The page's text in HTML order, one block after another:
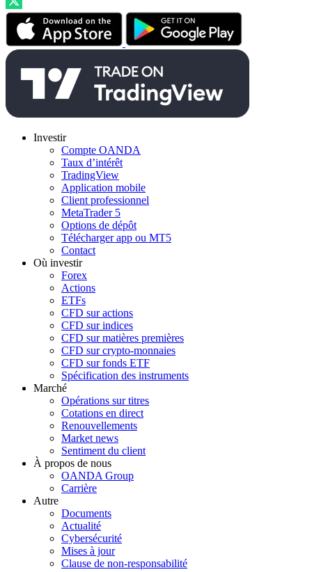
Investir
Compte OANDA
Taux d’intérêt
TradingView
Application mobile
Client professionnel
MetaTrader 5
Options de dépôt
Télécharger app ou MT5
Contact
Où investir
Forex
Actions
ETFs
CFD sur actions
CFD sur indices
CFD sur matières premières
CFD sur crypto-monnaies
CFD sur fonds ETF
Spécification des instruments
Marché
Opérations sur titres
Cotations en direct
Renouvellements
Market news
Sentiment du client
À propos de nous
OANDA Group
Carrière
Autre
Documents
Actualité
Cybersécurité
Mises à jour
Clause de non-responsabilité